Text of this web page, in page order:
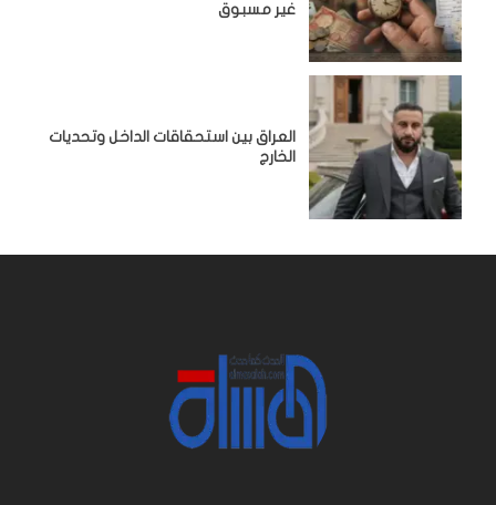
غير مسبوق
‏العراق بين استحقاقات الداخل وتحديات
الخارج